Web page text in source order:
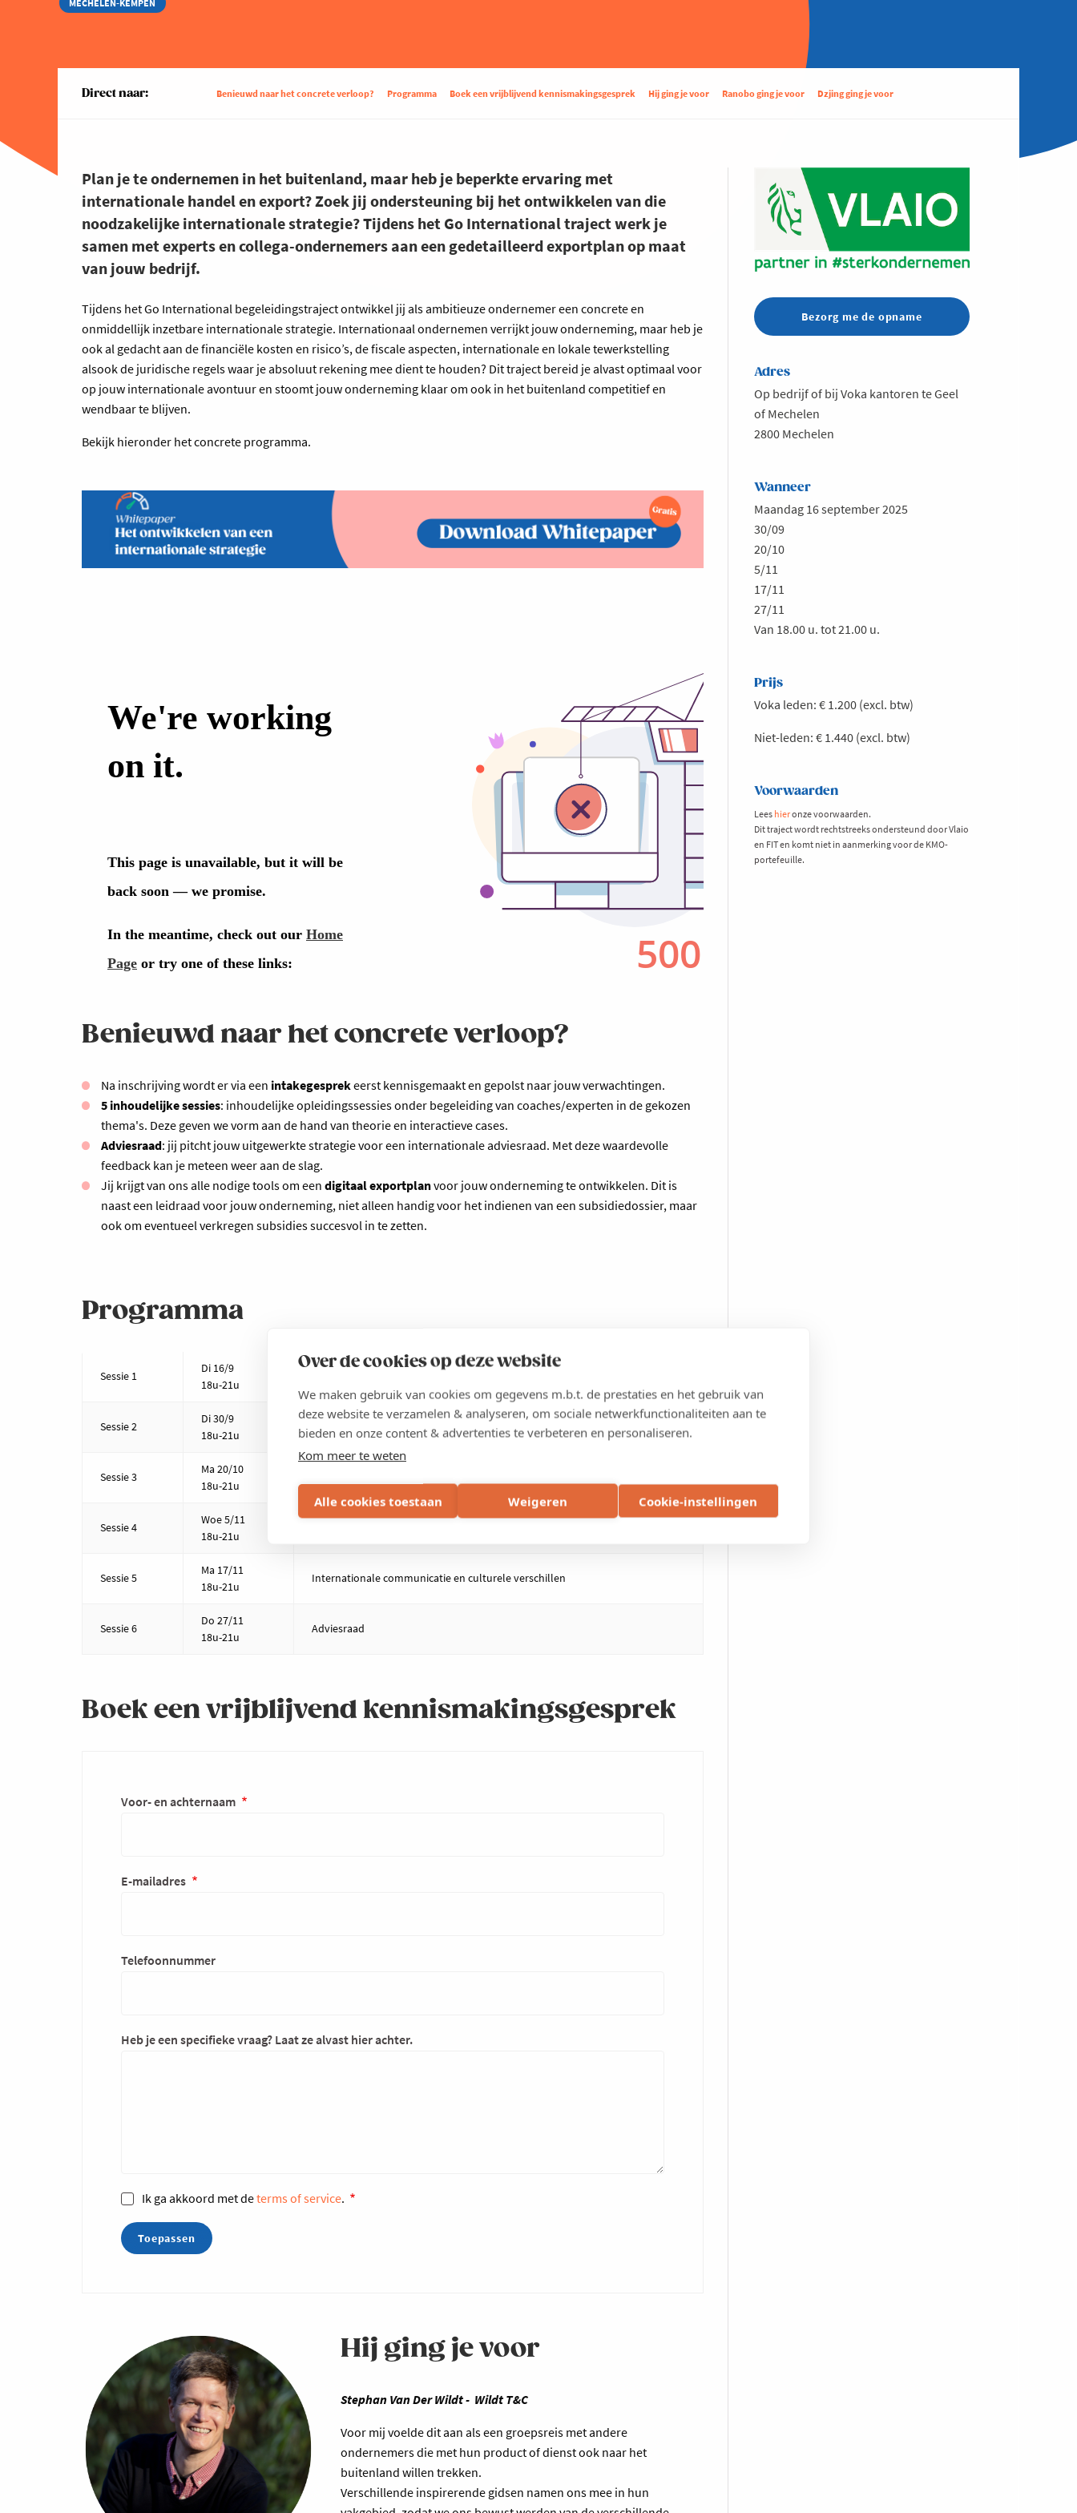
Over de cookies op deze website
We maken gebruik van cookies om gegevens m.b.t. de prestaties en het gebruik van
deze website te verzamelen & analyseren, om sociale netwerkfunctionaliteiten aan te
bieden en onze content & advertenties te verbeteren en personaliseren.
Kom meer te weten
Alle cookies toestaan Weigeren Cookie-instellingen
MECHELEN-KEMPEN
Direct naar: Benieuwd naar het concrete verloop? Programma Boek een vrijblijvend kennismakingsgesprek Hij ging je voor Ranobo ging je voor Dzjing ging je voor
Plan je te ondernemen in het buitenland, maar heb je beperkte ervaring met
internationale handel en export? Zoek jij ondersteuning bij het ontwikkelen van die
noodzakelijke internationale strategie? Tijdens het Go International traject werk je
samen met experts en collega-ondernemers aan een gedetailleerd exportplan op maat
van jouw bedrijf.
Tijdens het Go International begeleidingstraject ontwikkel jij als ambitieuze ondernemer een concrete en
onmiddellijk inzetbare internationale strategie. Internationaal ondernemen verrijkt jouw onderneming, maar heb je
ook al gedacht aan de financiële kosten en risico’s, de fiscale aspecten, internationale en lokale tewerkstelling
alsook de juridische regels waar je absoluut rekening mee dient te houden? Dit traject bereid je alvast optimaal voor
op jouw internationale avontuur en stoomt jouw onderneming klaar om ook in het buitenland competitief en
wendbaar te blijven.
Bekijk hieronder het concrete programma.
Benieuwd naar het concrete verloop?
Na inschrijving wordt er via een intakegesprekeerst kennisgemaakt en gepolst naar jouw verwachtingen.
5 inhoudelijke sessies: inhoudelijke opleidingssessies onder begeleiding van coaches/experten in de gekozen
thema's. Deze geven we vorm aan de hand van theorie en interactieve cases.
Adviesraad: jij pitcht jouw uitgewerkte strategie voor een internationale adviesraad. Met deze waardevolle
feedback kan je meteen weer aan de slag.
Jij krijgt van ons alle nodige tools om een digitaal exportplanvoor jouw onderneming te ontwikkelen. Dit is
naast een leidraad voor jouw onderneming, niet alleen handig voor het indienen van een subsidiedossier, maar
ook om eventueel verkregen subsidies succesvol in te zetten.
Programma
Sessie 1
Di 16/9
18u-21u
Sessie 2
Di 30/9
18u-21u
Distributiekanalen/ Handelspartners in het buitenland
Sessie 3
Ma 20/10
18u-21u
Sessie 4
Woe 5/11
18u-21u
Sessie 5
Ma 17/11
18u-21u
Internationale communicatie​ en culturele verschillen
Sessie 6
Do 27/11
18u-21u
Adviesraad
Boek een vrijblijvend kennismakingsgesprek
Voor- en achternaam
E-mailadres
Telefoonnummer
Heb je een specifieke vraag? Laat ze alvast hier achter.
Ik ga akkoord met determs of service.
Hij ging je voor
Stephan Van Der Wildt - Wildt T&C
Voor mij voelde dit aan als een groepsreis met andere
ondernemers die met hun product of dienst ook naar het
buitenland willen trekken.
Verschillende inspirerende gidsen namen ons mee in hun
Bezorg me de opname
Adres
Op bedrijf of bij Voka kantoren te Geel
of Mechelen
2800 Mechelen
Wanneer
Maandag 16 september 2025
30/09
20/10
5/11
17/11
27/11
Van 18.00 u. tot 21.00 u.
Prijs
Voka leden: € 1.200 (excl. btw)
Niet-leden: € 1.440 (excl. btw)
Voorwaarden
Lees hieronze voorwaarden.
Dit traject wordt rechtstreeks ondersteund door Vlaio
en FIT en komt niet in aanmerking voor de KMO-
portefeuille.